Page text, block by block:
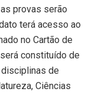
provas serão
terá acesso ao
no Cartão de
constituído de
de
Ciências